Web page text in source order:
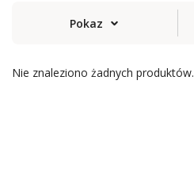
Pokaz
Nie znaleziono żadnych produktów.